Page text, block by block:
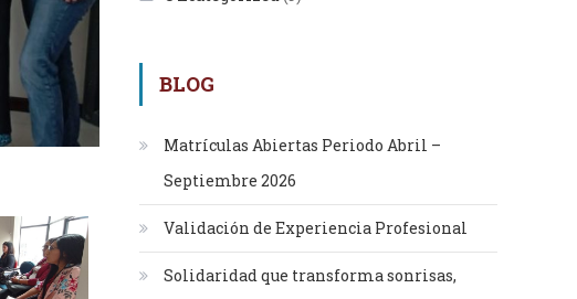
BLOG
Matrículas Abiertas Periodo Abril –
Septiembre 2026
Validación de Experiencia Profesional
Solidaridad que transforma sonrisas,